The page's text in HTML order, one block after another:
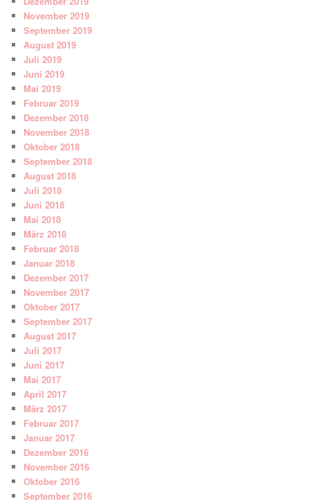
November 2019
September 2019
August 2019
Juli 2019
Juni 2019
Mai 2019
Februar 2019
Dezember 2018
November 2018
Oktober 2018
September 2018
August 2018
Juli 2018
Juni 2018
Mai 2018
März 2018
Februar 2018
Januar 2018
Dezember 2017
November 2017
Oktober 2017
September 2017
August 2017
Juli 2017
Juni 2017
Mai 2017
April 2017
März 2017
Februar 2017
Januar 2017
Dezember 2016
November 2016
Oktober 2016
September 2016